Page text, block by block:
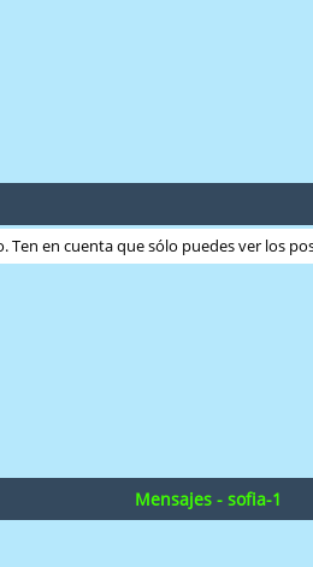
en cuenta que sólo puedes ver los
Mensajes - sofia-1